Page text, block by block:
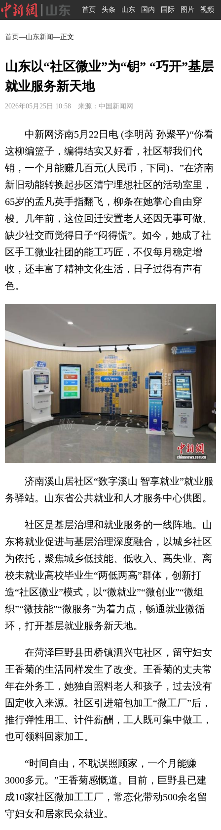
首页 头条 山东 国内 国际 图片 视频
首页—山东新闻—正文
山东以“社区微业”为“钥” “巧开”基层
就业服务新天地
2026年05月25日 10:58 来源：中国新闻网
中新网济南5月22日电 (李明芮 孙聚平)“你看
这柳编篮子，编得结实又好看，社区帮我们代
销，一个月能赚几百元(人民币，下同)。”在济南
新旧动能转换起步区清宁理想社区的活动室里，
65岁的孟凡英手指翻飞，柳条在她掌心自由穿
梭。几年前，这位回迁安置老人还因无事可做、
缺少社交而觉得日子“闷得慌”。如今，她成了社
区手工微业社团的能工巧匠，不仅每月稳定增
收，还丰富了精神文化生活，日子过得有声有
色。
济南溪山居社区“数字溪山 智享就业”就业服
务驿站。山东省公共就业和人才服务中心供图。
社区是基层治理和就业服务的一线阵地。山
东将就业促进与基层治理深度融合，以城乡社区
为依托，聚焦城乡低技能、低收入、高失业、离
校未就业高校毕业生“两低两高”群体，创新打
造“社区微业”模式，以“微就业”“微创业”“微组
织”“微技能”“微服务”为着力点，畅通就业微循
环，打开基层就业服务新天地。
在菏泽巨野县田桥镇泗兴屯社区，留守妇女
王香菊的生活同样发生了改变。王香菊的丈夫常
年在外务工，她独自照料老人和孩子，过去没有
固定收入来源。社区引进箱包加工“微工厂”后，
推行弹性用工、计件薪酬，工人既可集中做工，
也可领料回家加工。
“时间自由，不耽误照顾家，一个月能赚
3000多元。”王香菊感慨道。目前，巨野县已建
成10家社区微加工工厂，常态化带动500余名留
守妇女和居家民众就业。